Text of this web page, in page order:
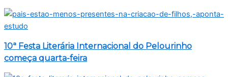
10ª Festa Literária Internacional do Pelourinho
começa quarta-feira